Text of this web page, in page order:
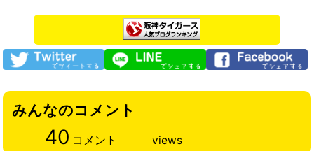
みんなのコメント
40 コメント views